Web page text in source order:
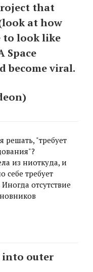
that
at how
to look like
Space
become viral.
"требует
из ниоткуда, и
себе требует
отсутствие
into outer